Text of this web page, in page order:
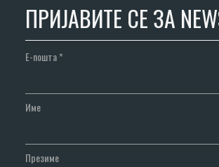
ПРИЈАВИТЕ СЕ ЗА
Е-пошта*
Име
Презиме